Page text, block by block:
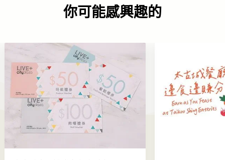
你可能感興趣的